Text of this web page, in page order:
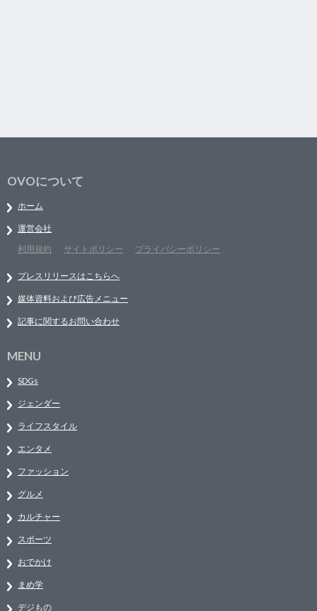
OVOについて
ホーム
運営会社
利用規約
サイトポリシー プライバシーポリシー
プレスリリースはこちらへ
媒体資料および広告メニュー
記事に関するお問い合わせ
MENU
SDGs
ジェンダー
ライフスタイル
エンタメ
ファッション
グルメ
カルチャー
スポーツ
おでかけ
まめ学
デジもの